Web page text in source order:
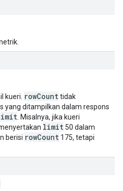
kueri. rowCounttidak
yang ditampilkan dalam respons
. Misalnya, jika kueri
limit 50 dalam
berisi rowCount 175, tetapi